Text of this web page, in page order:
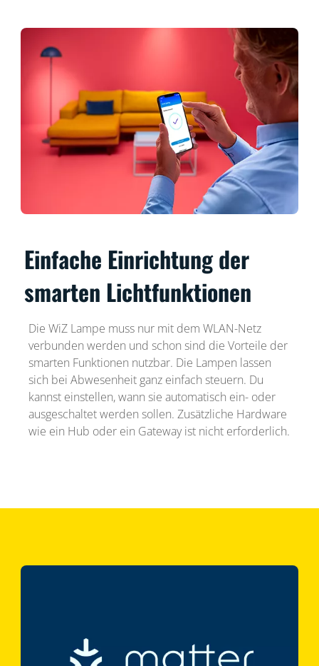
Einfache Einrichtung der
smarten Lichtfunktionen
Die WiZ Lampe muss nur mit dem WLAN-Netz
verbunden werden und schon sind die Vorteile der
smarten Funktionen nutzbar. Die Lampen lassen
sich bei Abwesenheit ganz einfach steuern. Du
kannst einstellen, wann sie automatisch ein- oder
ausgeschaltet werden sollen. Zusätzliche Hardware
wie ein Hub oder ein Gateway ist nicht erforderlich.